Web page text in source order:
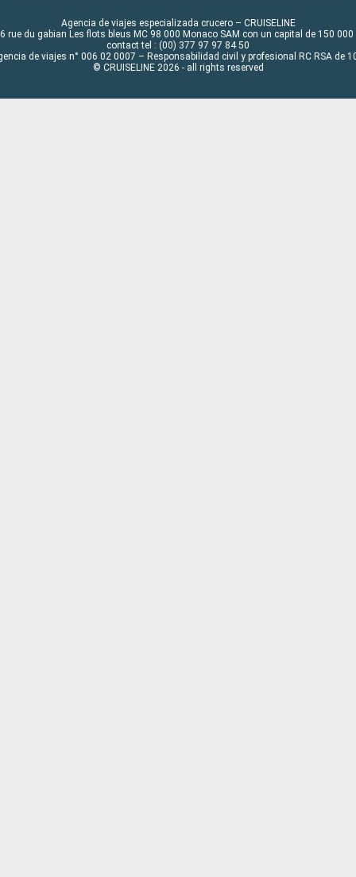
Agencia de viajes especializada crucero – CRUISELINE
rue du gabian Les flots bleus MC 98 000 Monaco SAM con un capital de 150 000
contact tel : (00) 377 97 97 84 50
de viajes n° 006 02 0007 – Responsabilidad civil y profesional RC RSA de
© CRUISELINE 2026 - all rights reserved